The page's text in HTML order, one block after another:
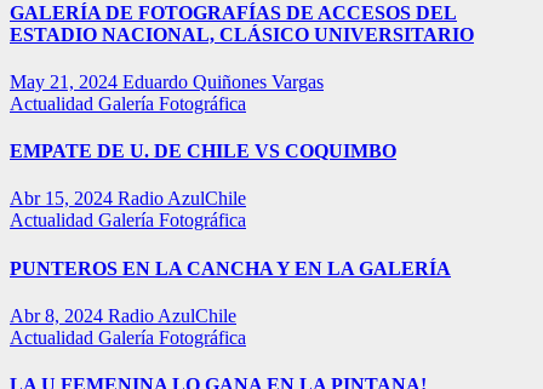
GALERÍA DE FOTOGRAFÍAS DE ACCESOS DEL
ESTADIO NACIONAL, CLÁSICO UNIVERSITARIO
May 21, 2024 Eduardo Quiñones Vargas
Actualidad Galería Fotográfica
EMPATE DE U. DE CHILE VS COQUIMBO
Abr 15, 2024 Radio AzulChile
Actualidad Galería Fotográfica
PUNTEROS EN LA CANCHA Y EN LA GALERÍA
Abr 8, 2024 Radio AzulChile
Actualidad Galería Fotográfica